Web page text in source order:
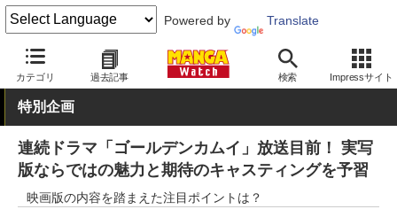
Powered by Translate
カテゴリ 過去記事 検索 Impressサイト
MANGA Watch エンタメ
特別企画
連続ドラマ「ゴールデンカムイ」放送目前！ 実写
版ならではの魅力と期待のキャスティングを予習
映画版の内容を踏まえた注目ポイントは？